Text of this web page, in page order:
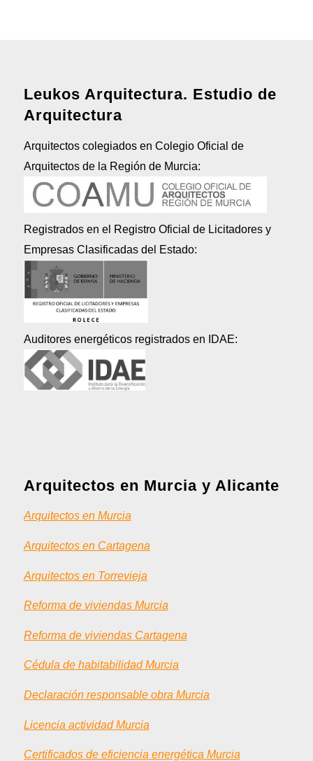
Leukos Arquitectura. Estudio de
Arquitectura
Arquitectos colegiados en Colegio Oficial de
Arquitectos de la Región de Murcia:
Registrados en el Registro Oficial de Licitadores y
Empresas Clasificadas del Estado:
Auditores energéticos registrados en IDAE:
Arquitectos en Murcia y Alicante
Arquitectos en Murcia
Arquitectos en Cartagena
Arquitectos en Torrevieja
Reforma de viviendas Murcia
Reforma de viviendas Cartagena
Cédula de habitabilidad Murcia
Declaración responsable obra Murcia
Licencia actividad Murcia
Certificados de eficiencia energética Murcia